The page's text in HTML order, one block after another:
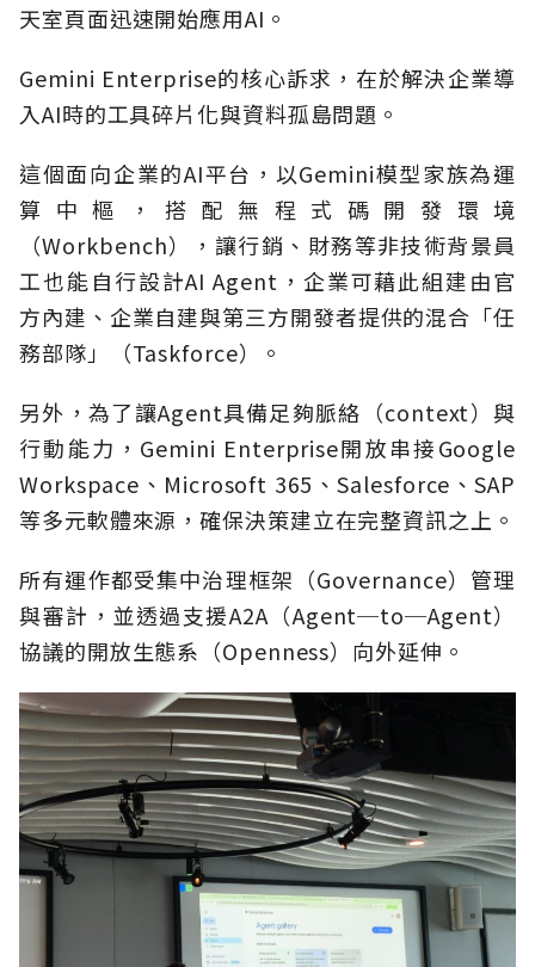
天室頁面迅速開始應用AI。
Gemini Enterprise的核心訴求，在於解決企業導
入AI時的工具碎片化與資料孤島問題。
這個面向企業的AI平台，以Gemini模型家族為運
算中樞，搭配無程式碼開發環境
（Workbench），讓行銷、財務等非技術背景員
工也能自行設計AI Agent，企業可藉此組建由官
方內建、企業自建與第三方開發者提供的混合「任
務部隊」（Taskforce）。
另外，為了讓Agent具備足夠脈絡（context）與
行動能力，Gemini Enterprise開放串接Google
Workspace、Microsoft 365、Salesforce、SAP
等多元軟體來源，確保決策建立在完整資訊之上。
所有運作都受集中治理框架（Governance）管理
與審計，並透過支援A2A（Agent─to─Agent）
協議的開放生態系（Openness）向外延伸。